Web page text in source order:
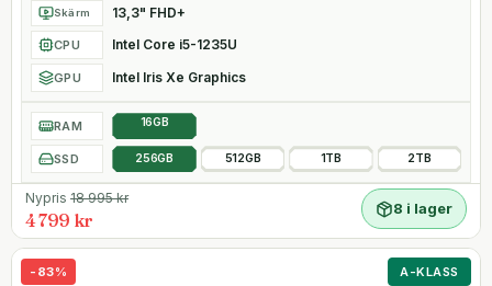
Skärm 13,3" FHD+
CPU Intel Core i5-1235U
GPU Intel Iris Xe Graphics
RAM 16GB
SSD 256GB 512GB 1TB 2TB
Nypris 18 995kr
4 799 kr
8 i lager
- 83% A-KLASS